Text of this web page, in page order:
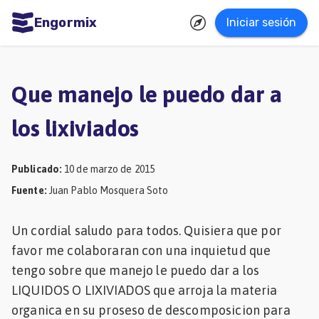
Engormix Iniciar sesión
Agricultura
Balanceados
Piensos
Ganadería
Micotoxinas
Porcicultura
Que manejo le puedo dar a
los lixiviados
Publicado: 10 de marzo de 2015
Fuente: Juan Pablo Mosquera Soto
Un cordial saludo para todos. Quisiera que por
favor me colaboraran con una inquietud que
tengo sobre que manejo le puedo dar a los
LIQUIDOS O LIXIVIADOS que arroja la materia
organica en su proseso de descomposicion para